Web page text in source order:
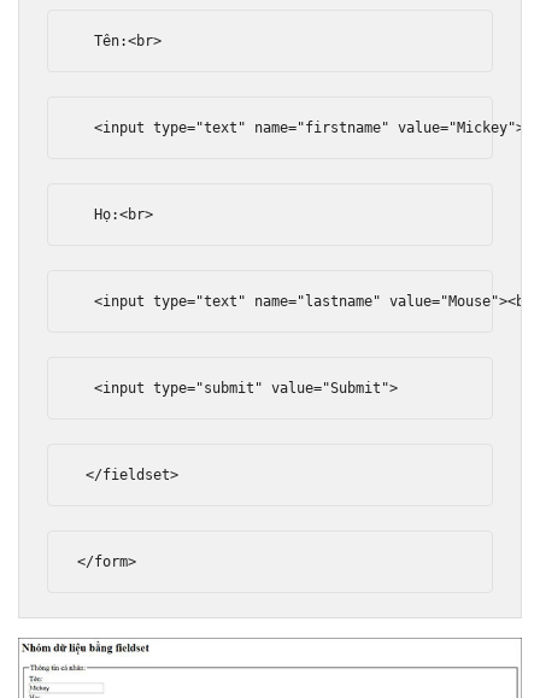
  Tên:
<br>
<input type="text" name="firstname" value="Mickey"
  Họ:
<br>
<input type="text" name="lastname" value="Mouse"
<input type="submit" value="Submit">
</fieldset>
</form>